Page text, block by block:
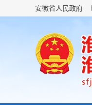
安徽省人民政府